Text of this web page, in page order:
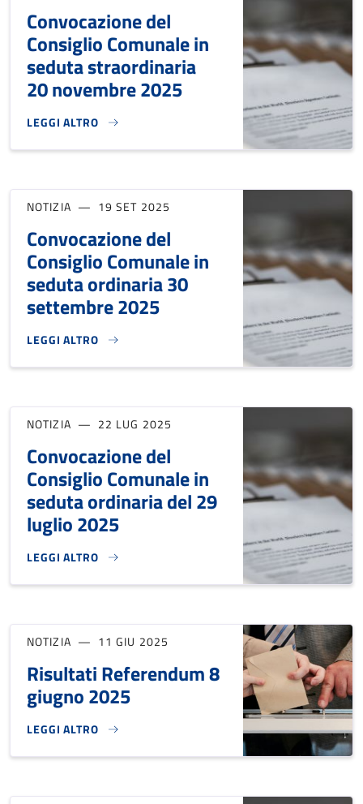
Convocazione del
Consiglio Comunale in
seduta straordinaria
20 novembre 2025
LEGGI ALTRO
CONVOCAZIONE DEL CONSIGLIO COMUNALE IN SEDUTA
NOTIZIA 19 SET 2025
Convocazione del
Consiglio Comunale in
seduta ordinaria 30
settembre 2025
LEGGI ALTRO
CONVOCAZIONE DEL CONSIGLIO COMUNALE IN SEDUTA
NOTIZIA 22 LUG 2025
Convocazione del
Consiglio Comunale in
seduta ordinaria del 29
luglio 2025
LEGGI ALTRO
CONVOCAZIONE DEL CONSIGLIO COMUNALE IN SEDUTA
NOTIZIA 11 GIU 2025
Risultati Referendum 8
giugno 2025
LEGGI ALTRO
RISULTATI REFERENDUM 8 GIUGNO 2025}